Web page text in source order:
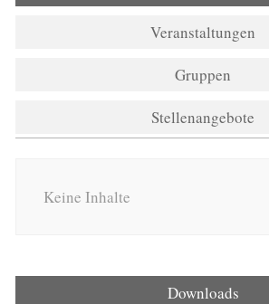
Veranstaltungen
Gruppen
Stellenangebote
Keine Inhalte
Downloads